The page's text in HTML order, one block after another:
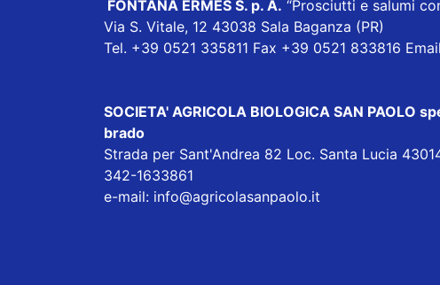
FONTANA ERMES S. p. A. “Prosciutti e salumi
Via S. Vitale, 12 43038 Sala Baganza (PR)
Tel. +39 0521 335811 Fax +39 0521 833816
SOCIETA' AGRICOLA BIOLOGICA SAN
brado
Strada per Sant'Andrea 82 Loc. Santa Lucia
342-1633861
e-mail: info@agricolasanpaolo.it